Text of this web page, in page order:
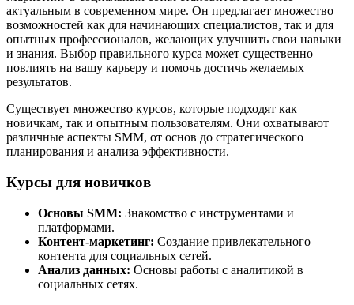
актуальным в современном мире. Он предлагает множество
возможностей как для начинающих специалистов, так и для
опытных профессионалов, желающих улучшить свои навыки
и знания. Выбор правильного курса может существенно
повлиять на вашу карьеру и помочь достичь желаемых
результатов.
Существует множество курсов, которые подходят как
новичкам, так и опытным пользователям. Они охватывают
различные аспекты SMM, от основ до стратегического
планирования и анализа эффективности.
Курсы для новичков
Основы SMM: Знакомство с инструментами и
платформами.
Контент-маркетинг: Создание привлекательного
контента для социальных сетей.
Анализ данных: Основы работы с аналитикой в
социальных сетях.